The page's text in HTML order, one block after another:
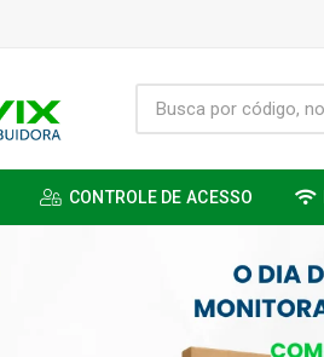
CONTROLE DE ACESSO